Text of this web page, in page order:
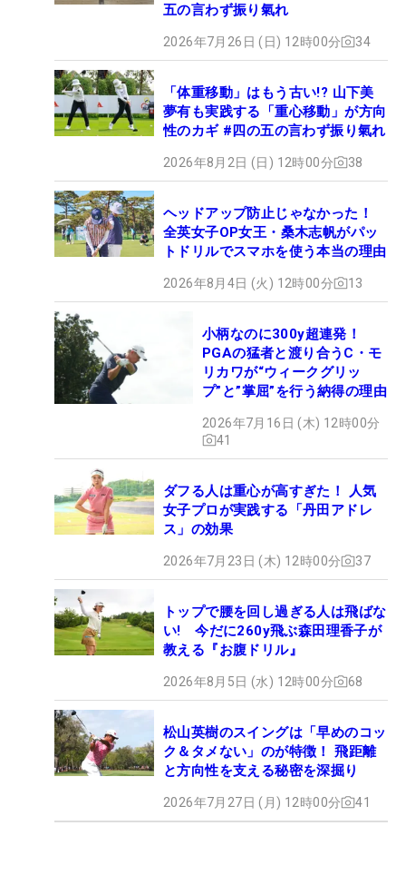
五の言わず振り氣れ
2026年7月26日 (日) 12時00分 34
「体重移動」はもう古い!? 山下美
夢有も実践する「重心移動」が方向
性のカギ #四の五の言わず振り氣れ
2026年8月2日 (日) 12時00分 38
ヘッドアップ防止じゃなかった！
全英女子OP女王・桑木志帆がパッ
トドリルでスマホを使う本当の理由
2026年8月4日 (火) 12時00分 13
小柄なのに300y超連発！
PGAの猛者と渡り合うC・モ
リカワが“ウィークグリッ
プ”と”掌屈”を行う納得の理由
2026年7月16日 (木) 12時00分
41
ダフる人は重心が高すぎた！ 人気
女子プロが実践する「丹田アドレ
ス」の効果
2026年7月23日 (木) 12時00分 37
トップで腰を回し過ぎる人は飛ばな
い! 今だに260y飛ぶ森田理香子が
教える『お腹ドリル』
2026年8月5日 (水) 12時00分 68
松山英樹のスイングは「早めのコッ
ク＆タメない」のが特徴！ 飛距離
と方向性を支える秘密を深掘り
2026年7月27日 (月) 12時00分 41